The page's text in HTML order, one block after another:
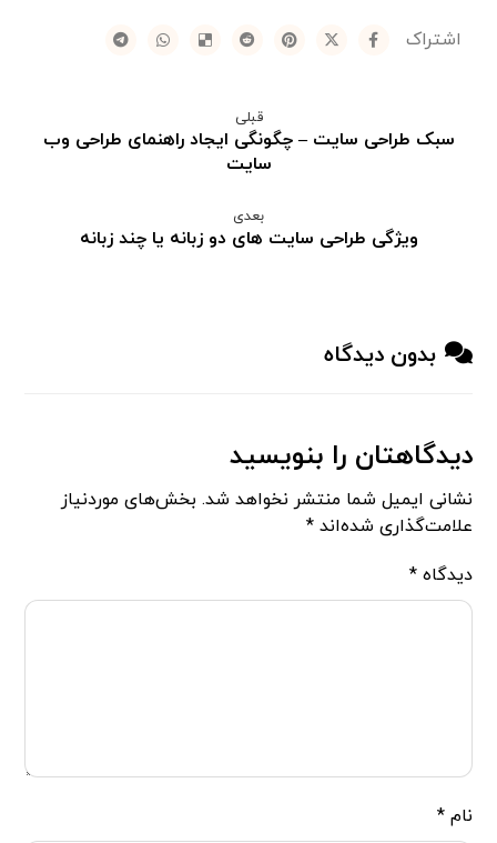
قبلی
سبک طراحی سایت – چگونگی ایجاد راهنمای طراحی وب
سایت
بعدی
ویژگی طراحی سایت های دو زبانه یا چند زبانه
بدون دیدگاه
دیدگاهتان را بنویسید
نشانی ایمیل شما منتشر نخواهد شد. بخش‌های موردنیاز
علامت‌گذاری شده‌اند*
دیدگاه*
نام*